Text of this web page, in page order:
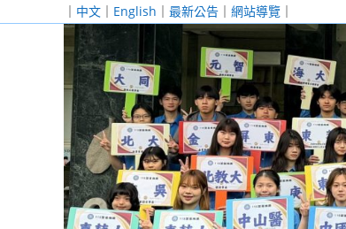
｜ 中文 ｜ English ｜ 最新公告 ｜ 網站導覽 ｜